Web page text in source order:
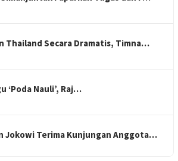
Thailand Secara Dramatis, Timna…
‘Poda Nauli’, Raj…
Jokowi Terima Kunjungan Anggota…